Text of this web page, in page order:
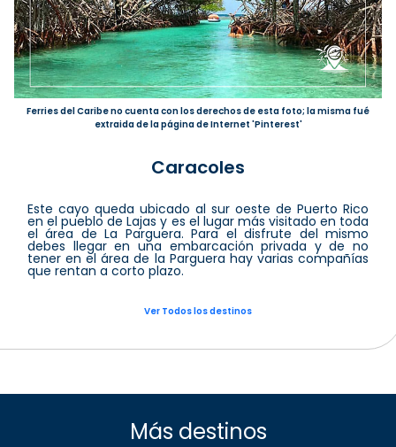
Ferries del Caribe no cuenta con los derechos de esta foto; la misma fué
extraida de la página de Internet 'Pinterest'
Caracoles
Este cayo queda ubicado al sur oeste de Puerto Rico
en el pueblo de Lajas y es el lugar más visitado en toda
el área de La Parguera. Para el disfrute del mismo
debes llegar en una embarcación privada y de no
tener en el área de la Parguera hay varias compañías
que rentan a corto plazo.
Ver Todos los destinos
Más destinos